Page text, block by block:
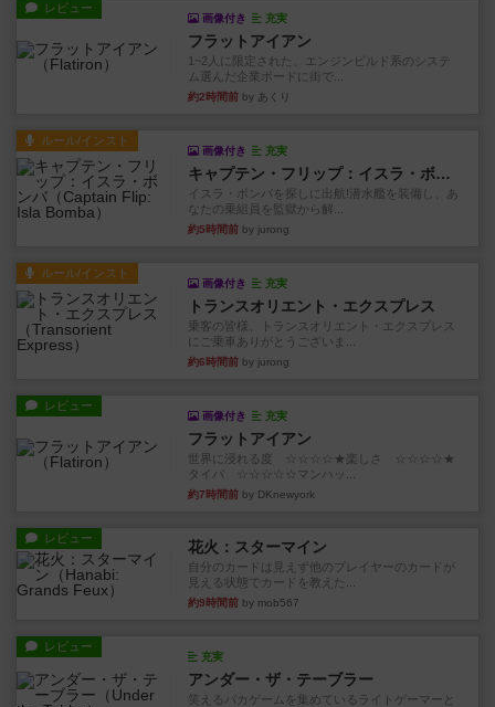
レビュー
画像付き 充実
フラットアイアン
1~2人に限定された、エンジンビルド系のシステ
ム選んだ企業ボードに街で...
約2時間前 by あくり
ルール/インスト
画像付き 充実
キャプテン・フリップ：イスラ・ボンバ
イスラ・ボンバを探しに出航!潜水艦を装備し、あ
なたの乗組員を監獄から解...
約5時間前 by jurong
ルール/インスト
画像付き 充実
トランスオリエント・エクスプレス
乗客の皆様、トランスオリエント・エクスプレス
にご乗車ありがとうございま...
約6時間前 by jurong
レビュー
画像付き 充実
フラットアイアン
世界に浸れる度 ☆☆☆☆★楽しさ ☆☆☆☆★
タイパ ☆☆☆☆☆マンハッ...
約7時間前 by DKnewyork
レビュー 花火：スターマイン
自分のカードは見えず他のプレイヤーのカードが
見える状態でカードを教えた...
約9時間前 by mob567
レビュー
充実
アンダー・ザ・テーブラー
笑えるバカゲームを集めているライトゲーマーと